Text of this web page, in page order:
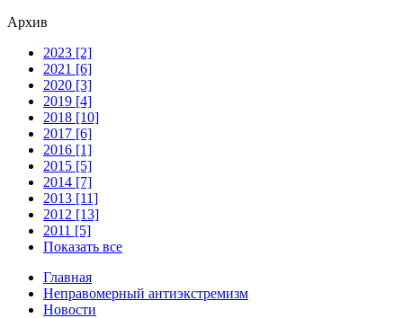
Архив
2023 [2]
2021 [6]
2020 [3]
2019 [4]
2018 [10]
2017 [6]
2016 [1]
2015 [5]
2014 [7]
2013 [11]
2012 [13]
2011 [5]
Показать все
Главная
Неправомерный антиэкстремизм
Новости